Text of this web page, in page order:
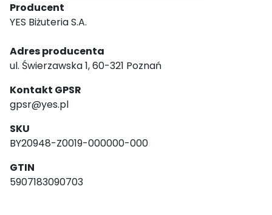
Producent
YES Biżuteria S.A.
Adres producenta
ul. Świerzawska 1, 60-321 Poznań
Kontakt GPSR
gpsr@yes.pl
SKU
BY20948-Z0019-000000-000
GTIN
5907183090703